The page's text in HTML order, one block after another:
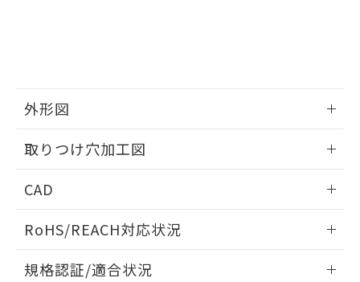
外形図
取りつけ穴加工図
CAD
ドすることができます。
RoHS/REACH対応状況
規格認証/適合状況
の共同利用に関して"
の「1.共同利
指します。
51物質の非含有証明書（当社基準）
※本証明書は発行日時点で非含有を証明す
るもので、過去に遡って非含有を証明する
また、RoHS指令のフタル酸エステル類４
物質の対応では、対応完了までの期間は出
既に当社にて対応品への在庫切替を完了
していることから、特段のことがない限
り、2022年1月12日より割愛しておりま
す。